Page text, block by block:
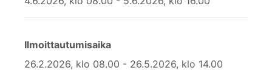
Ilmoittautumisaika
26.2.2026, klo 08.00 - 26.5.2026, klo 14.00